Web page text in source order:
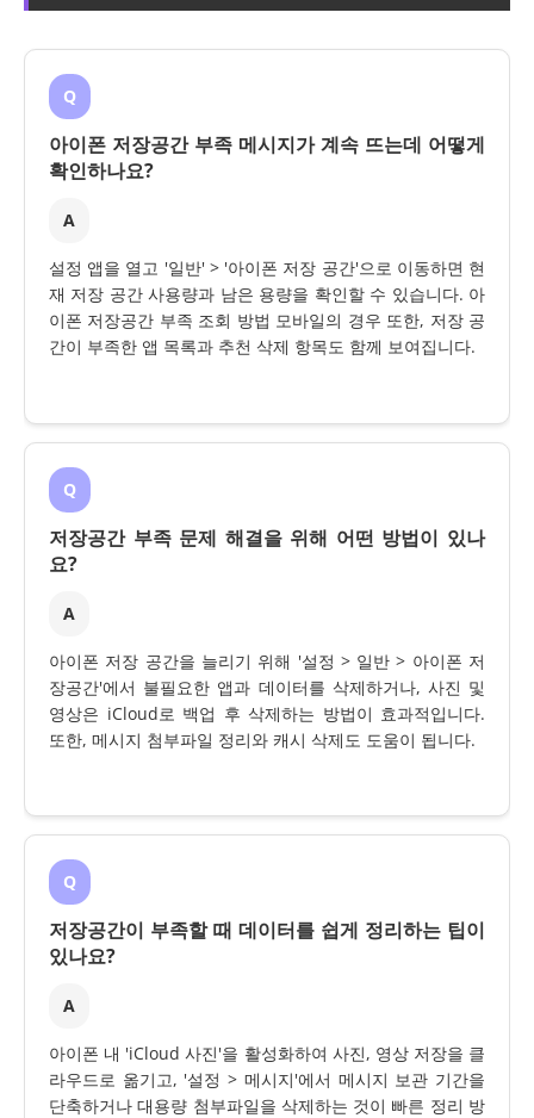
Q
아이폰 저장공간 부족 메시지가 계속 뜨는데 어떻게
확인하나요?
A
설정 앱을 열고 '일반' > '아이폰 저장 공간'으로 이동하면 현
재 저장 공간 사용량과 남은 용량을 확인할 수 있습니다. 아
이폰 저장공간 부족 조회 방법 모바일의 경우 또한, 저장 공
간이 부족한 앱 목록과 추천 삭제 항목도 함께 보여집니다.
Q
저장공간 부족 문제 해결을 위해 어떤 방법이 있나
요?
A
아이폰 저장 공간을 늘리기 위해 '설정 > 일반 > 아이폰 저
장공간'에서 불필요한 앱과 데이터를 삭제하거나, 사진 및
영상은 iCloud로 백업 후 삭제하는 방법이 효과적입니다.
또한, 메시지 첨부파일 정리와 캐시 삭제도 도움이 됩니다.
Q
저장공간이 부족할 때 데이터를 쉽게 정리하는 팁이
있나요?
A
아이폰 내 'iCloud 사진'을 활성화하여 사진, 영상 저장을 클
라우드로 옮기고, '설정 > 메시지'에서 메시지 보관 기간을
단축하거나 대용량 첨부파일을 삭제하는 것이 빠른 정리 방